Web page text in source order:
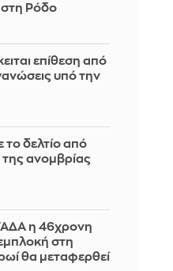
Ρόδο
επίθεση από
υπό την
το δελτίο από
ανομβρίας
η 46χρονη
στη
θα μεταφερθεί